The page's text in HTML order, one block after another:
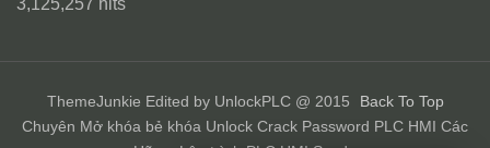
3,125,257 hits
ThemeJunkie Edited by UnlockPLC @ 2015
Back To Top
Chuyên Mở khóa bẻ khóa Unlock Crack Password PLC HMI Các